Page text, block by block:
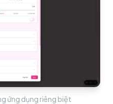
ứng dụng riêng biệt